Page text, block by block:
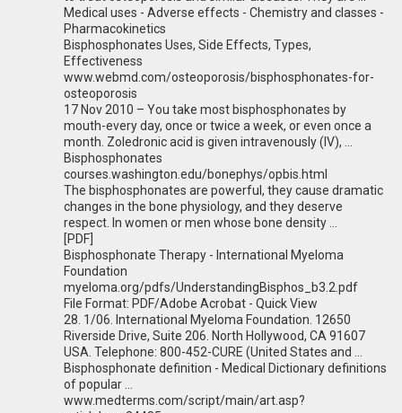
Medical uses - Adverse effects - Chemistry and classes -
Pharmacokinetics
Bisphosphonates Uses, Side Effects, Types,
Effectiveness
www.webmd.com/osteoporosis/bisphosphonates-for-
osteoporosis
17 Nov 2010 – You take most bisphosphonates by
mouth-every day, once or twice a week, or even once a
month. Zoledronic acid is given intravenously (IV), ...
Bisphosphonates
courses.washington.edu/bonephys/opbis.html
The bisphosphonates are powerful, they cause dramatic
changes in the bone physiology, and they deserve
respect. In women or men whose bone density ...
[PDF]
Bisphosphonate Therapy - International Myeloma
Foundation
myeloma.org/pdfs/UnderstandingBisphos_b3.2.pdf
File Format: PDF/Adobe Acrobat - Quick View
28. 1/06. International Myeloma Foundation. 12650
Riverside Drive, Suite 206. North Hollywood, CA 91607
USA. Telephone: 800-452-CURE (United States and ...
Bisphosphonate definition - Medical Dictionary definitions
of popular ...
www.medterms.com/script/main/art.asp?